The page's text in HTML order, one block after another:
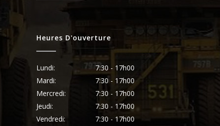
Heures D'ouverture
Lundi:
7:30 - 17h00
Mardi:
7:30 - 17h00
Mercredi:
7:30 - 17h00
Jeudi:
7:30 - 17h00
Vendredi:
7:30 - 17h00